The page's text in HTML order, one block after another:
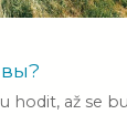
hodit, až se